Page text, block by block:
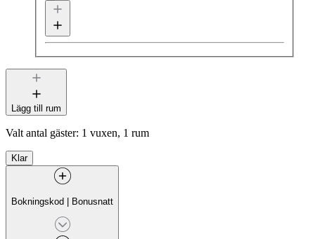
Lägg till rum
Valt antal gäster: 1 vuxen, 1 rum
Klar
Bokningskod | Bonusnatt